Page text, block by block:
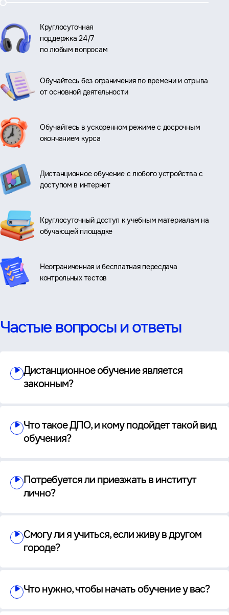
Круглосуточная
поддержка 24/7
по любым вопросам
Обучайтесь без ограничения по времени и отрыва
от основной деятельности
Обучайтесь в ускоренном режиме с досрочным
окончанием курса
Дистанционное обучение с любого устройства с
доступом в интернет
Круглосуточный доступ к учебным материалам на
обучающей площадке
Неограниченная и бесплатная пересдача
контрольных тестов
Частые вопросы и ответы
Дистанционное обучение является
законным?
Что такое ДПО, и кому подойдет такой вид
обучения?
Потребуется ли приезжать в институт
лично?
Смогу ли я учиться, если живу в другом
городе?
Что нужно, чтобы начать обучение у вас?